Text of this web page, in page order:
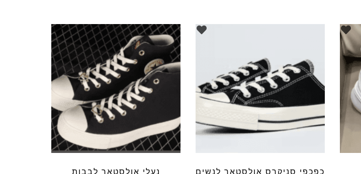
כפכפי סניקרס אולסטאר לנשים
נעלי אולסטאר לבבות